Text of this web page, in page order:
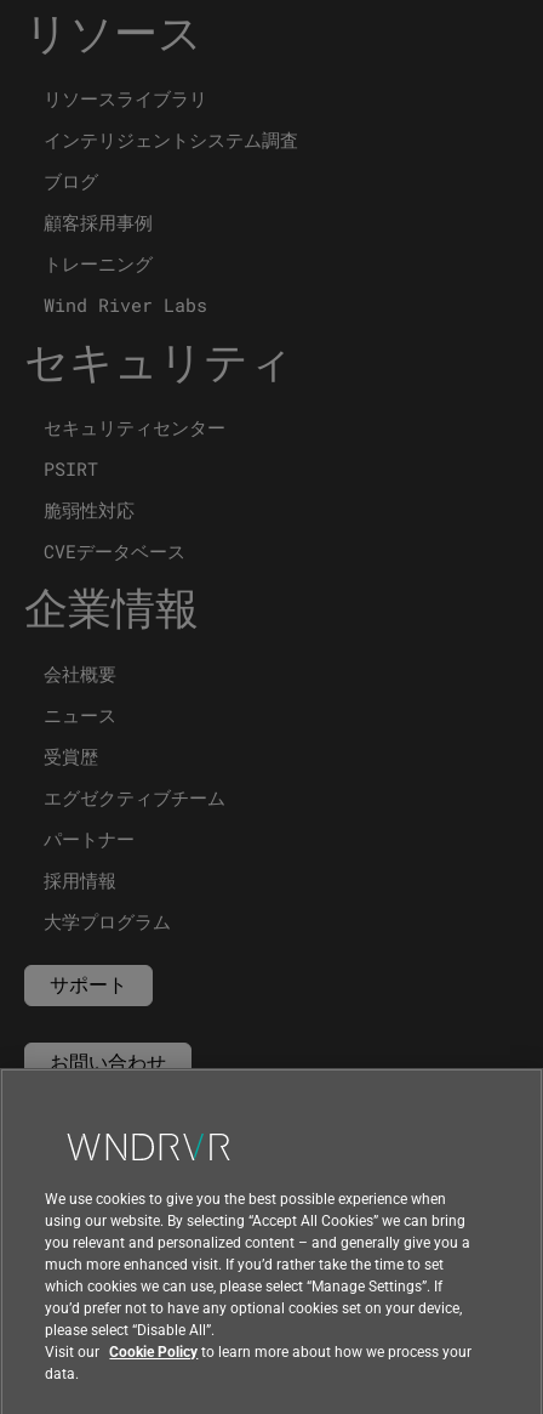
リソース
リソースライブラリ
インテリジェントシステム調査
ブログ
顧客採用事例
トレーニング
Wind River Labs
セキュリティ
セキュリティセンター
PSIRT
脆弱性対応
CVEデータベース
企業情報
会社概要
ニュース
受賞歴
エグゼクティブチーム
パートナー
採用情報
大学プログラム
サポート
お問い合わせ
利用規約 | プライバシー
| フィードバック |
We use cookies to give you the best possible experience when
using our website. By selecting “Accept All Cookies” we can bring
you relevant and personalized content – and generally give you a
much more enhanced visit. If you’d rather take the time to set
which cookies we can use, please select “Manage Settings”. If
you’d prefer not to have any optional cookies set on your device,
please select “Disable All”.
Visit our Cookie Policyto learn more about how we process your
data.